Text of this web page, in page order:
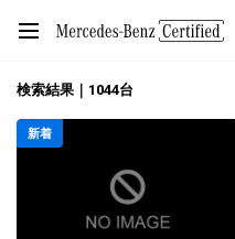
検索結果｜1044台
新着